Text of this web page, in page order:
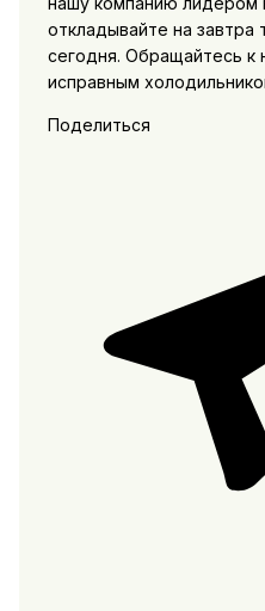
откладывайте на
сегодня. Обращайтесь к
исправным
Поделиться